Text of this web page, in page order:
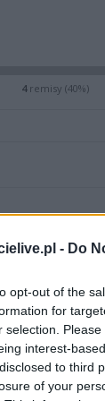
- Do
opt-out of the
for
selection.
interest-
to third
of your
4remisy (40%)
ZOBACZ WIĘCEJ